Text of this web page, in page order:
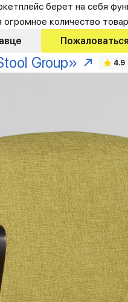
берет на себя
количество
Group» 4.9